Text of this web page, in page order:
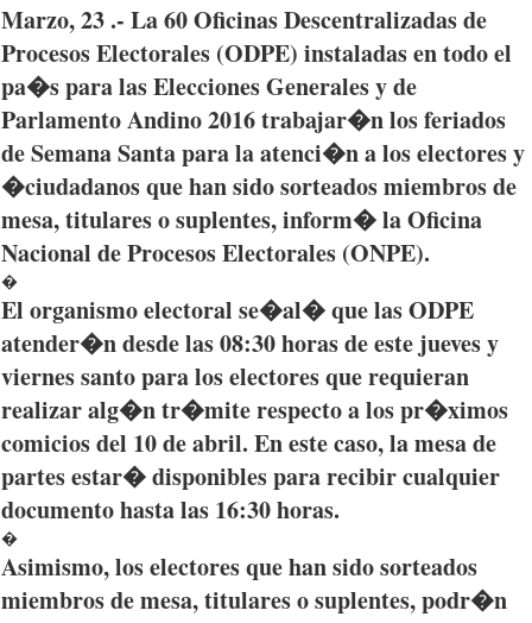
Marzo, 23 .- La 60OficinasDescentralizadasde
ProcesosElectorales (ODPE) instaladasentodoel
pa�sparalasEleccionesGeneralesy de
ParlamentoAndino2016trabajar�nlosferiados
deSemanaSantaparalaatenci�na loselectoresy
�ciudadanosquehansidosorteadosmiembrosde
mesa,titularesosuplentes,inform�laOficina
Nacional deProcesosElectorales (ONPE).
�
El organismoelectoral se�al�quelasODPE
atender�ndesdelas08:30horasdeeste juevesy
viernessantoparaloselectoresquerequieran
realizaralg�ntr�miterespectoa lospr�ximos
comiciosdel 10 deabril. Enestecaso, la mesa de
partesestar�disponiblespararecibircualquier
documentohastalas 16:30horas.
�
Asimismo, loselectoresquehansidosorteados
miembrosde mesa,titularesosuplentes,podr�n